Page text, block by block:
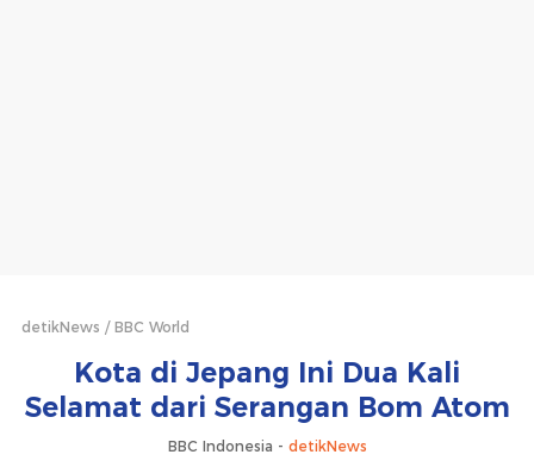
detikNews BBC World
Kota di Jepang Ini Dua Kali
Selamat dari Serangan Bom Atom
BBC Indonesia - detikNews